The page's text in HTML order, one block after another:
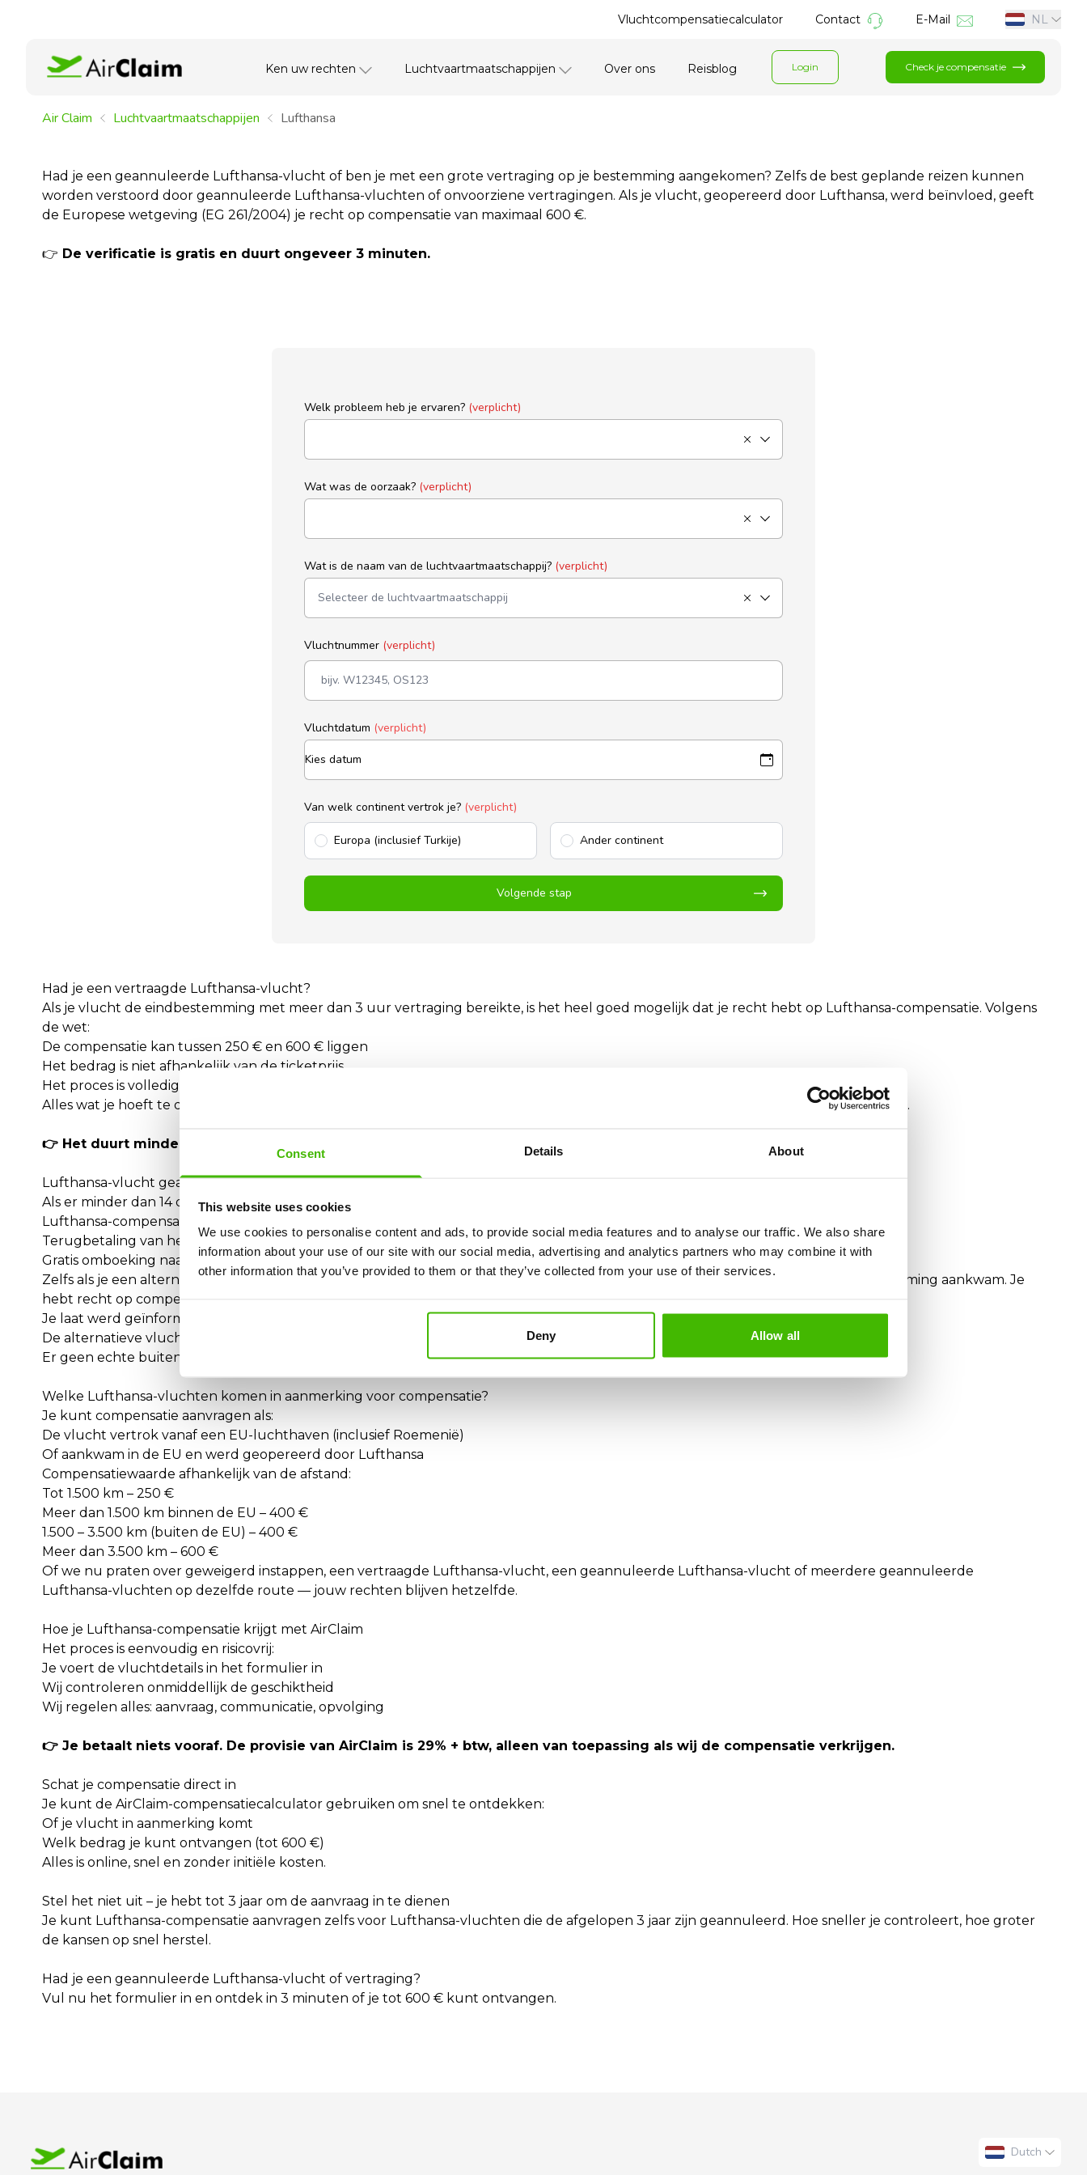
Consent Details About
This website uses cookies
We use cookies to personalise content and ads, to provide social media features and to analyse our traffic. We also share
information about your use of our site with our social media, advertising and analytics partners who may combine it with
other information that you’ve provided to them or that they’ve collected from your use of their services.
Deny Allow all
Vluchtcompensatiecalculator Contact E-Mail NL
Ken uw rechten Luchtvaartmaatschappijen Over ons Reisblog Login Check je compensatie
Air Claim Luchtvaartmaatschappijen Lufthansa
Had je een geannuleerde Lufthansa-vlucht of ben je met een grote vertraging op je bestemming aangekomen? Zelfs de best geplande reizen kunnen
worden verstoord door geannuleerde Lufthansa-vluchten of onvoorziene vertragingen. Als je vlucht, geopereerd door Lufthansa, werd beïnvloed, geeft
de Europese wetgeving (EG 261/2004) je recht op compensatie van maximaal 600 €.
👉 De verificatie is gratis en duurt ongeveer 3 minuten.
Welk probleem heb je ervaren? (verplicht)
Wat was de oorzaak? (verplicht)
Wat is de naam van de luchtvaartmaatschappij? (verplicht)
Vluchtnummer (verplicht)
Vluchtdatum (verplicht)
Van welk continent vertrok je? (verplicht)
Europa (inclusief Turkije) Ander continent
Volgende stap
Had je een vertraagde Lufthansa-vlucht?
Als je vlucht de eindbestemming met meer dan 3 uur vertraging bereikte, is het heel goed mogelijk dat je recht hebt op Lufthansa-compensatie. Volgens
de wet:
De compensatie kan tussen 250 € en 600 € liggen
Het bedrag is niet afhankelijk van de ticketprijs
Het proces is volledig online
Alles wat je hoeft te doen is de vluchtgegevens in het AirClaim-formulier in te voeren, en wij controleren onmiddellijk de geschiktheid.
👉 Het duurt minder lang dan inchecken.
Lufthansa-vlucht geannuleerd? Dit zijn jouw rechten
Als er minder dan 14 dagen voor vertrek een Lufthansa-vluchtannulering plaatsvond, heb je recht op:
Lufthansa-compensatie van maximaal 600 €
Terugbetaling van het ticket of
Gratis omboeking naar een andere vlucht
Zelfs als je een alternatieve vlucht werd aangeboden, kun je compensatie ontvangen als je met aanzienlijke vertraging op de bestemming aankwam. Je
hebt recht op compensatie als:
Je laat werd geïnformeerd over de annulering
De alternatieve vlucht veel later aankwam
Er geen echte buitengewone omstandigheden waren (extreem weer, ATC, enz.)
Welke Lufthansa-vluchten komen in aanmerking voor compensatie?
Je kunt compensatie aanvragen als:
De vlucht vertrok vanaf een EU-luchthaven (inclusief Roemenië)
Of aankwam in de EU en werd geopereerd door Lufthansa
Compensatiewaarde afhankelijk van de afstand:
Tot 1.500 km – 250 €
Meer dan 1.500 km binnen de EU – 400 €
1.500 – 3.500 km (buiten de EU) – 400 €
Meer dan 3.500 km – 600 €
Of we nu praten over geweigerd instappen, een vertraagde Lufthansa-vlucht, een geannuleerde Lufthansa-vlucht of meerdere geannuleerde
Lufthansa-vluchten op dezelfde route — jouw rechten blijven hetzelfde.
Hoe je Lufthansa-compensatie krijgt met AirClaim
Het proces is eenvoudig en risicovrij:
Je voert de vluchtdetails in het formulier in
Wij controleren onmiddellijk de geschiktheid
Wij regelen alles: aanvraag, communicatie, opvolging
👉 Je betaalt niets vooraf. De provisie van AirClaim is 29% + btw, alleen van toepassing als wij de compensatie verkrijgen.
Schat je compensatie direct in
Je kunt de AirClaim-compensatiecalculator gebruiken om snel te ontdekken:
Of je vlucht in aanmerking komt
Welk bedrag je kunt ontvangen (tot 600 €)
Alles is online, snel en zonder initiële kosten.
Stel het niet uit – je hebt tot 3 jaar om de aanvraag in te dienen
Je kunt Lufthansa-compensatie aanvragen zelfs voor Lufthansa-vluchten die de afgelopen 3 jaar zijn geannuleerd. Hoe sneller je controleert, hoe groter
de kansen op snel herstel.
Had je een geannuleerde Lufthansa-vlucht of vertraging?
Vul nu het formulier in en ontdek in 3 minuten of je tot 600 € kunt ontvangen.
Dutch